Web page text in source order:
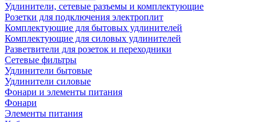
Удлинители, сетевые разъемы и комплектующие
Розетки для подключения электроплит
Комплектующие для бытовых удлинителей
Комплектующие для силовых удлинителей
Разветвители для розеток и переходники
Сетевые фильтры
Удлинители бытовые
Удлинители силовые
Фонари и элементы питания
Фонари
Элементы питания